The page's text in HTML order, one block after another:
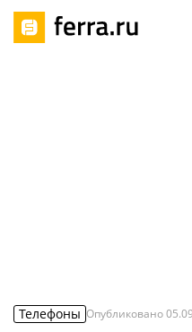
Телефоны Опубликовано